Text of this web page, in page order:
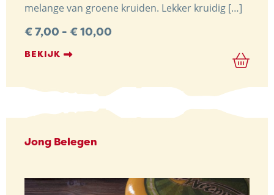
melange van groene kruiden. Lekker kruidig […]
€7,00 - €10,00
BEKIJK
Jong Belegen